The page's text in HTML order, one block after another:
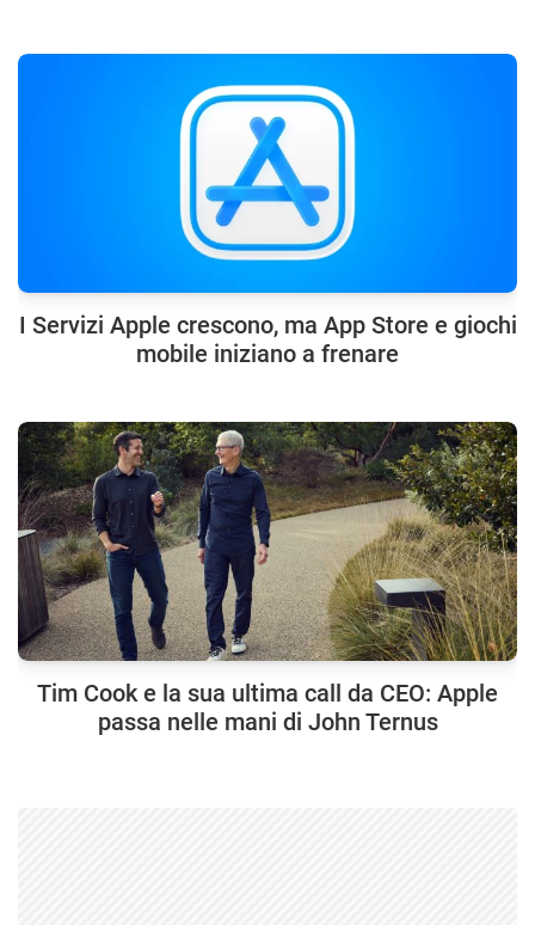
I Servizi Apple crescono, ma App Store e giochi
mobile iniziano a frenare
Tim Cook e la sua ultima call da CEO: Apple
passa nelle mani di John Ternus